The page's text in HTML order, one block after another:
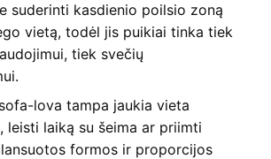
suderinti kasdienio poilsio zoną
vietą, todėl jis puikiai tinka tiek
tiek svečių
lova tampa jaukia vieta
leisti laiką su šeima ar priimti
formos ir proporcijos